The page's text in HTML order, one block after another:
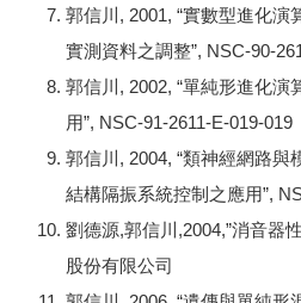
郭信川, 2001, “實數型進化
實測資料之調整”, NSC-90-
郭信川, 2002, “單純形進化
用”, NSC-91-2611-E-019-019
郭信川, 2004, “類神經網路
結構隔振系統控制之應用”,
劉德源,郭信川,2004,”消音器
股份有限公司